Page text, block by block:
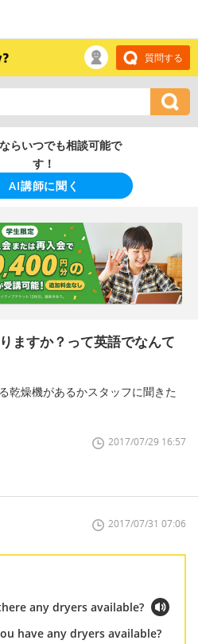
質問する
らいつでも相談可能で
す！
AI講師に聞く
ますか？って英語でなんて
乾燥機があるかスタッフに聞きた
2017/07/29 16:57
2017/07/31 07:06
any dryers available?
have any dryers available?